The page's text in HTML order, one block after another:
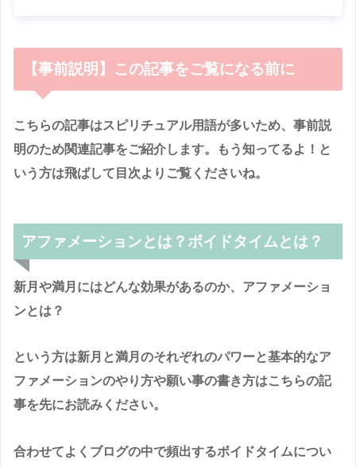
【事前説明】この記事をご覧になる前に
こちらの記事はスピリチュアル用語が多いため、事前説
明のため関連記事をご紹介します。もう知ってるよ！と
いう方は飛ばして目次よりご覧くださいね。
アファメーションとは？ボイドタイムとは？
新月や満月にはどんな効果があるのか、アファメーショ
ンとは？
という方は新月と満月のそれぞれのパワーと基本的なア
ファメーションのやり方や願い事の書き方はこちらの記
事を先にお読みください。
合わせてよくブログの中で頻出するボイドタイムについ